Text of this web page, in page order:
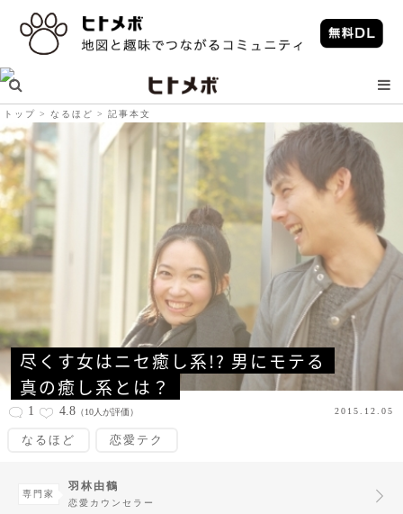
トップ なるほど 記事本文
尽くす女はニセ癒し系!? 男にモテる
真の癒し系とは？
1 4.8 （10人が評価） 2015.12.05
なるほど 恋愛テク
専門家
羽林由鶴
恋愛カウンセラー